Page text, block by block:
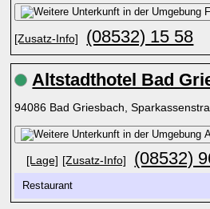
[Zusatz-Info] (08532) 15 58
Altstadthotel Bad
94086 Bad Griesbach,
[Lage] [Zusatz-Info] (08532)
Restaurant